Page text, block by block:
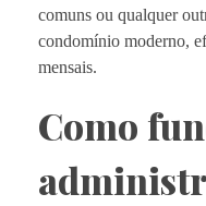
comuns ou qualquer
condomínio moderno,
mensais.
Como